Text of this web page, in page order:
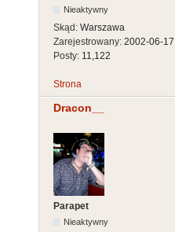
Nieaktywny
Skąd: Warszawa
Zarejestrowany: 2002-06-17
Posty: 11,122
Strona
Dracon__
Parapet
Nieaktywny